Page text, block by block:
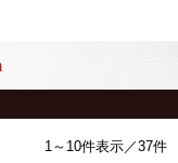
1～10件表示／37件